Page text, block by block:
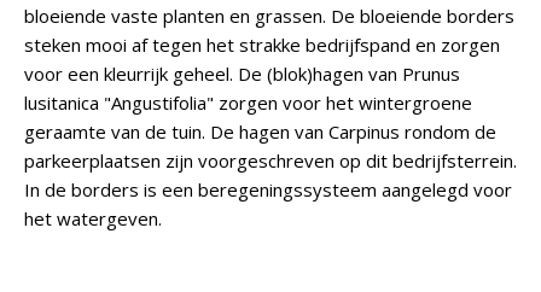
bloeiende vaste planten en grassen. De bloeiende borders
steken mooi af tegen het strakke bedrijfspand en zorgen
voor een kleurrijk geheel. De (blok)hagen van Prunus
lusitanica "Angustifolia" zorgen voor het wintergroene
geraamte van de tuin. De hagen van Carpinus rondom de
parkeerplaatsen zijn voorgeschreven op dit bedrijfsterrein.
In de borders is een beregeningssysteem aangelegd voor
het watergeven.